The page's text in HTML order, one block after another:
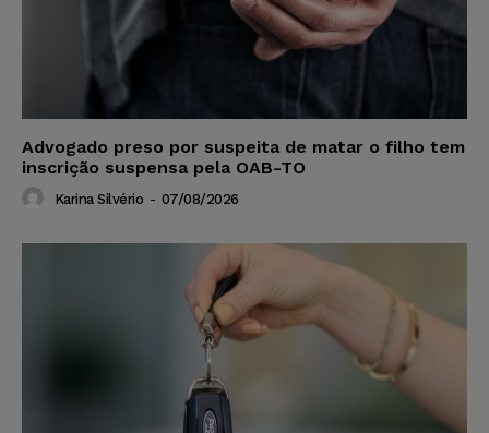
Advogado preso por suspeita de matar o filho tem
inscrição suspensa pela OAB-TO
Karina Silvério - 07/08/2026